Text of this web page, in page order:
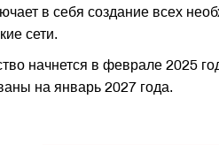
в себя создание всех
сети.
начнется в феврале 2025
на январь 2027 года.